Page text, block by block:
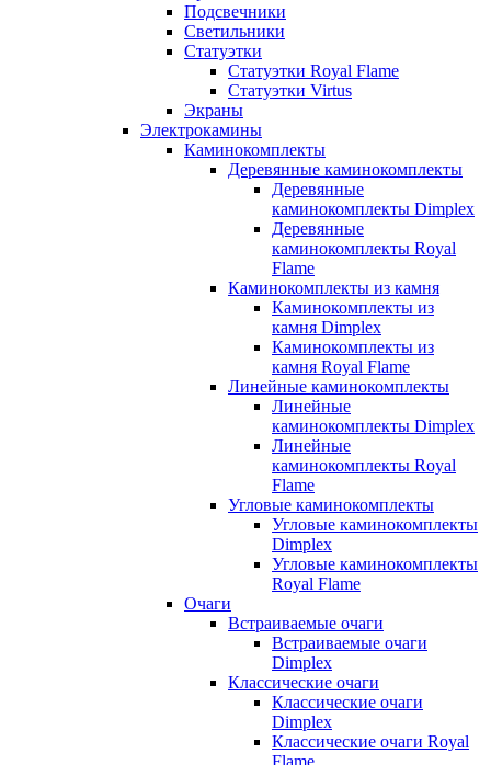
Подсвечники
Светильники
Статуэтки
Статуэтки Royal Flame
Статуэтки Virtus
Экраны
Электрокамины
Каминокомплекты
Деревянные каминокомплекты
Деревянные
каминокомплекты Dimplex
Деревянные
каминокомплекты Royal
Flame
Каминокомплекты из камня
Каминокомплекты из
камня Dimplex
Каминокомплекты из
камня Royal Flame
Линейные каминокомплекты
Линейные
каминокомплекты Dimplex
Линейные
каминокомплекты Royal
Flame
Угловые каминокомплекты
Угловые каминокомплекты
Dimplex
Угловые каминокомплекты
Royal Flame
Очаги
Встраиваемые очаги
Встраиваемые очаги
Dimplex
Классические очаги
Классические очаги
Dimplex
Классические очаги Royal
Flame